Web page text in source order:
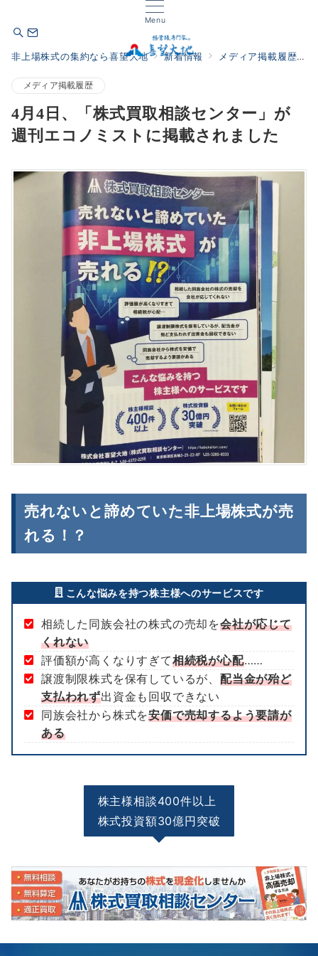
Menu
非上場株式の集約なら喜望大地 新着情報 メディア掲載履歴
メディア掲載履歴
4月4日、「株式買取相談センター」が
週刊エコノミストに掲載されました
売れないと諦めていた非上場株式が売
れる！？
こんな悩みを持つ株主様へのサービスです
相続した同族会社の株式の売却を会社が応じて
くれない
評価額が高くなりすぎて相続税が心配……
譲渡制限株式を保有しているが、配当金が殆ど
支払われず出資金も回収できない
同族会社から株式を安価で売却するよう要請が
ある
株主様相談400件以上
株式投資額30億円突破